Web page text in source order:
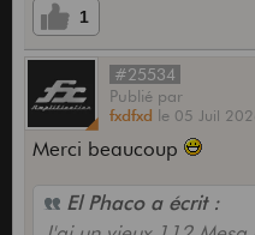
1
#25534
Publié par
fxdfxd le 05 Juil
Merci beaucoup
El Phaco a écrit :